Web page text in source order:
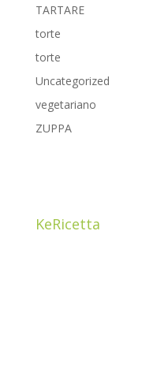
TARTARE
torte
torte
Uncategorized
vegetariano
ZUPPA
KeRicetta